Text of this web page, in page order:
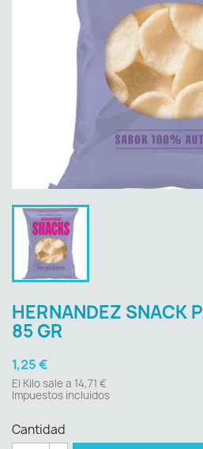
HERNANDEZ SNACK
85 GR
1,25 €
El Kilo sale a 14,71 €
Impuestos incluidos
Cantidad